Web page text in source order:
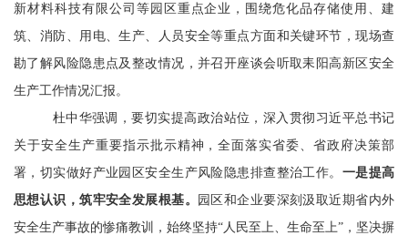
新材料科技有限公司 等园区重点企业 ，围绕危化品存储使用、建
筑、消防、用电、生产、人员安全等重点方面和关键环节，现场查
勘了解风险隐患点及整改情况，并召开座谈会听取耒阳高新区安全
生产工作情况汇报。
杜中华强调，要切实提高政治站位，深入贯彻习近平总书记
关于安全生产重要指示批示精神，全面落实省委、省政府决策部
署 ，切实做好产业园区安全生产风险隐患排查整治工作。 一是提高
思想认识 ，筑牢安全发展根基。 园区和企业要深刻汲取近期省内外
安全生产事故的惨痛教训
，始终坚持“人民至上、生命至上”，坚决摒